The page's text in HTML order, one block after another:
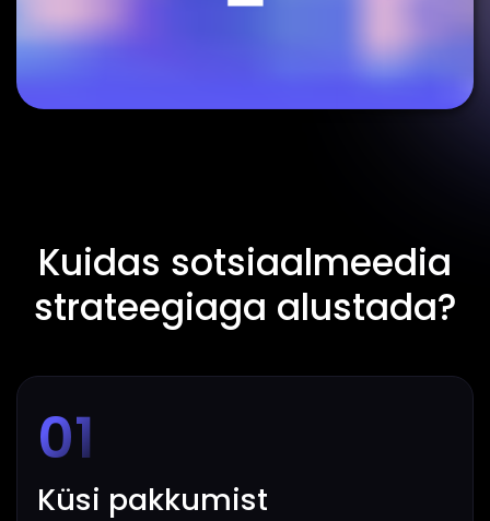
Kuidas sotsiaalmeedia
strateegiaga alustada?
01
Küsi pakkumist